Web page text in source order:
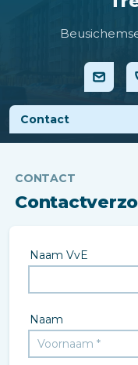
Contact
CONTACT
Naam VvE
Naam